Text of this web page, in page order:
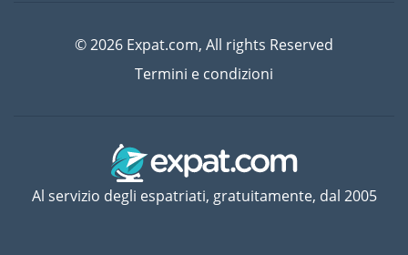
© 2026 Expat.com, All rights Reserved
Termini e condizioni
Al servizio degli espatriati, gratuitamente, dal 2005